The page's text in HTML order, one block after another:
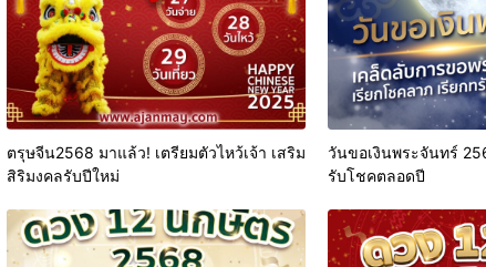
ตรุษจีน2568 มาแล้ว! เตรียมตัวไหว้เจ้า เสริม
สิริมงคลรับปีใหม่
วันขอเงินพระจันทร์
รับโชคตลอดปี